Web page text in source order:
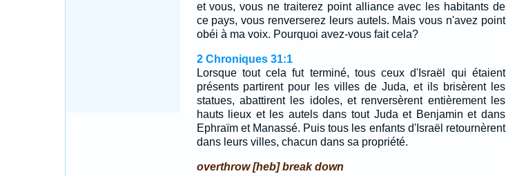
et vous, vous ne traiterez point alliance avec les habitants de
ce pays, vous renverserez leurs autels. Mais vous n'avez point
obéi à ma voix. Pourquoi avez-vous fait cela?
2 Chroniques 31:1
Lorsque tout cela fut terminé, tous ceux d'Israël qui étaient
présents partirent pour les villes de Juda, et ils brisèrent les
statues, abattirent les idoles, et renversèrent entièrement les
hauts lieux et les autels dans tout Juda et Benjamin et dans
Ephraïm et Manassé. Puis tous les enfants d'Israël retournèrent
dans leurs villes, chacun dans sa propriété.
overthrow [heb] break down